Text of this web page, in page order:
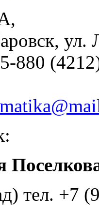
,
, ул.
880
тел. +7